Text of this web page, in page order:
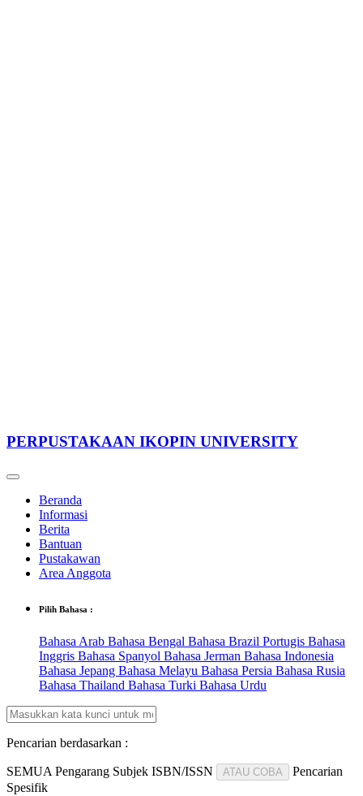
PERPUSTAKAAN IKOPIN UNIVERSITY
Beranda
Informasi
Berita
Bantuan
Pustakawan
Area Anggota
Pilih Bahasa :
Bahasa Arab Bahasa Bengal Bahasa Brazil Portugis Bahasa
Inggris Bahasa Spanyol Bahasa Jerman Bahasa Indonesia
Bahasa Jepang Bahasa Melayu Bahasa Persia Bahasa Rusia
Bahasa Thailand Bahasa Turki Bahasa Urdu
Pencarian berdasarkan :
SEMUA Pengarang Subjek ISBN/ISSN ATAU COBA
Pencarian
Spesifik